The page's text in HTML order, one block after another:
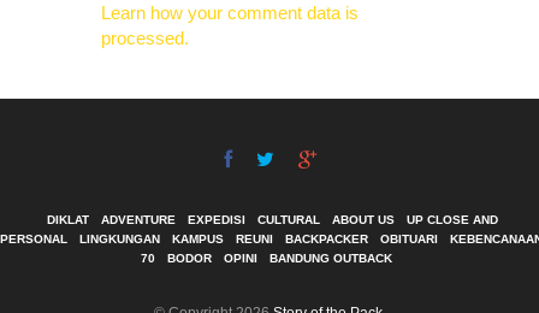
Learn how your comment data is
processed.
DIKLAT ADVENTURE EXPEDISI CULTURAL ABOUT US
UP CLOSE AND
PERSONAL
LINGKUNGAN KAMPUS REUNI BACKPACKER OBITUARI
70
BODOR OPINI BANDUNG OUTBACK